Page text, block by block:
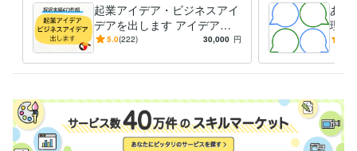
得意分野
ビジネス代行・事務代行 ビジネスアイデア出し
ビジネス 企画
起業アイデア・ビジネスアイ
デアを出します アイデアに
困った方向け。ビジネスアイ
5.0(222) 30,000 円
あな
理す
カッ